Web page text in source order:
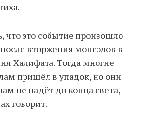
что это событие произошло
вторжения монголов в
Халифата. Тогда многие
пришёл в упадок, но они
не падёт до конца света,
говорит: